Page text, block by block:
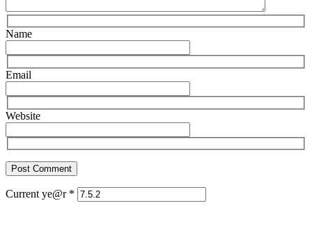
Name
Email
Website
Current ye@r *